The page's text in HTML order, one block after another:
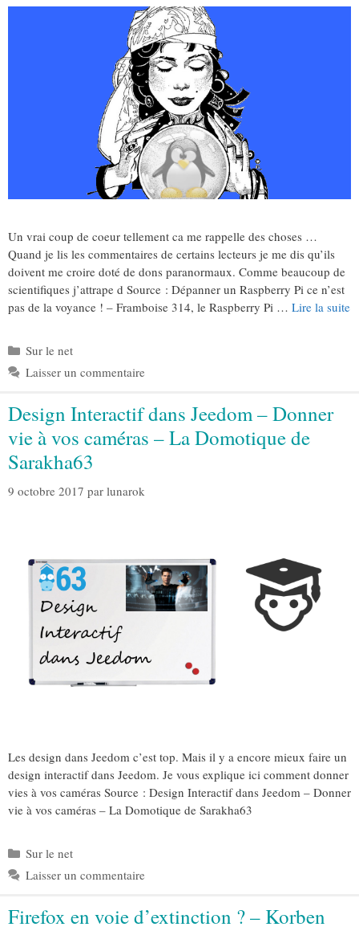
Un vrai coup de coeur tellement ca me rappelle des choses …
Quand je lis les commentaires de certains lecteurs je me dis qu’ils
doivent me croire doté de dons paranormaux. Comme beaucoup de
scientifiques j’attrape d Source : Dépanner un Raspberry Pi ce n’est
pas de la voyance ! – Framboise 314, le Raspberry Pi … Lire la suite
Catégories
Sur le net
Laisser un commentaire
Design Interactif dans Jeedom – Donner
vie à vos caméras – La Domotique de
Sarakha63
9 octobre 2017 par lunarok
Les design dans Jeedom c’est top. Mais il y a encore mieux faire un
design interactif dans Jeedom. Je vous explique ici comment donner
vies à vos caméras Source : Design Interactif dans Jeedom – Donner
vie à vos caméras – La Domotique de Sarakha63
Catégories
Sur le net
Laisser un commentaire
Firefox en voie d’extinction ? – Korben